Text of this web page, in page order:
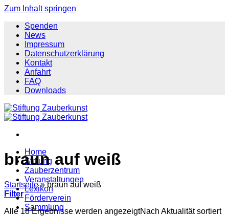
Zum Inhalt springen
Spenden
News
Impressum
Datenschutzerklärung
Kontakt
Anfahrt
FAQ
Downloads
Home
Stiftung
Zauberzentrum
Veranstaltungen
Lexikon
Förderverein
Sammlung
braun auf weiß
Startseite » braun auf weiß
Filter
Alle 18 Ergebnisse werden angezeigtNach Aktualität sortiert